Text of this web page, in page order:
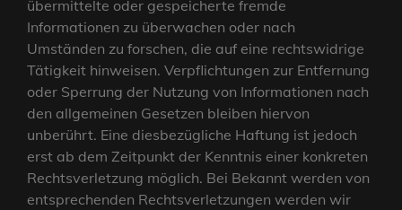
übermittelte oder gespeicherte fremde
Informationen zu überwachen oder nach
Umständen zu forschen, die auf eine rechtswidrige
Tätigkeit hinweisen. Verpflichtungen zur Entfernung
oder Sperrung der Nutzung von Informationen nach
den allgemeinen Gesetzen bleiben hiervon
unberührt. Eine diesbezügliche Haftung ist jedoch
erst ab dem Zeitpunkt der Kenntnis einer konkreten
Rechtsverletzung möglich. Bei Bekannt werden von
entsprechenden Rechtsverletzungen werden wir